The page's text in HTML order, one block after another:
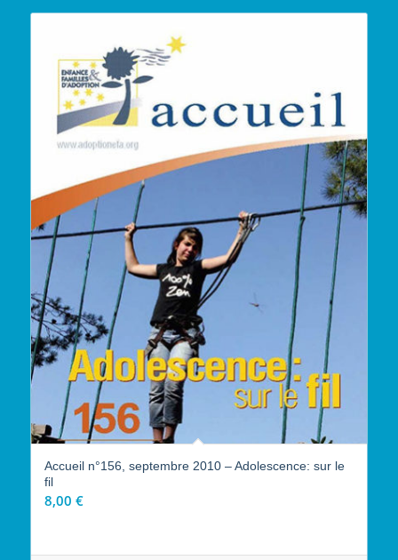
Accueil n°156, septembre 2010 – Adolescence: sur le
fil
8,00 €